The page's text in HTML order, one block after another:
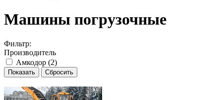
Машины погрузочные
Фильтр:
Производитель
Амкодор (2)